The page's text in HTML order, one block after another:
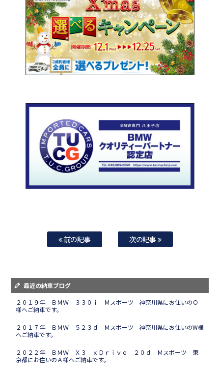
前の記事 次の記事
最近の納車ブログ
２０１９年 ＢＭＷ ３３０ｉ Ｍスポーツ 神奈川県にお住いのＯ
様へご納車です。
２０１７年 ＢＭＷ ５２３ｄ Ｍスポーツ 神奈川県にお住いのW様
へご納車です。
２０２２年 ＢＭＷ Ｘ３ ｘＤｒｉｖｅ ２０ｄ Ｍスポーツ 東
京都にお住いのＡ様へご納車です。